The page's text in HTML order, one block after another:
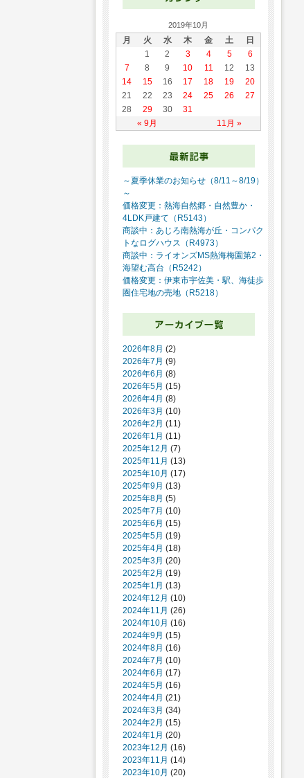
2019年10月
月 火 水 木 金 土 日
« 9月 11月 »
1 2 3 4 5
6
7
8 9 10 11 12
13
14
15 16 17 18 19
20
21
22 23 24 25 26
27
28
29 30 31
～夏季休業のお知らせ（8/11～8/19）
～
価格変更：熱海自然郷・自然豊か・
4LDK戸建て（R5143）
商談中：あじろ南熱海が丘・コンパク
トなログハウス（R4973）
商談中：ライオンズMS熱海梅園第2・
海望む高台（R5242）
価格変更：伊東市宇佐美・駅、海徒歩
圏住宅地の売地（R5218）
2026年8月 (2)
2026年7月 (9)
2026年6月 (8)
2026年5月 (15)
2026年4月 (8)
2026年3月 (10)
2026年2月 (11)
2026年1月 (11)
2025年12月 (7)
2025年11月 (13)
2025年10月 (17)
2025年9月 (13)
2025年8月 (5)
2025年7月 (10)
2025年6月 (15)
2025年5月 (19)
2025年4月 (18)
2025年3月 (20)
2025年2月 (19)
2025年1月 (13)
2024年12月 (10)
2024年11月 (26)
2024年10月 (16)
2024年9月 (15)
2024年8月 (16)
2024年7月 (10)
2024年6月 (17)
2024年5月 (16)
2024年4月 (21)
2024年3月 (34)
2024年2月 (15)
2024年1月 (20)
2023年12月 (16)
2023年11月 (14)
2023年10月 (20)